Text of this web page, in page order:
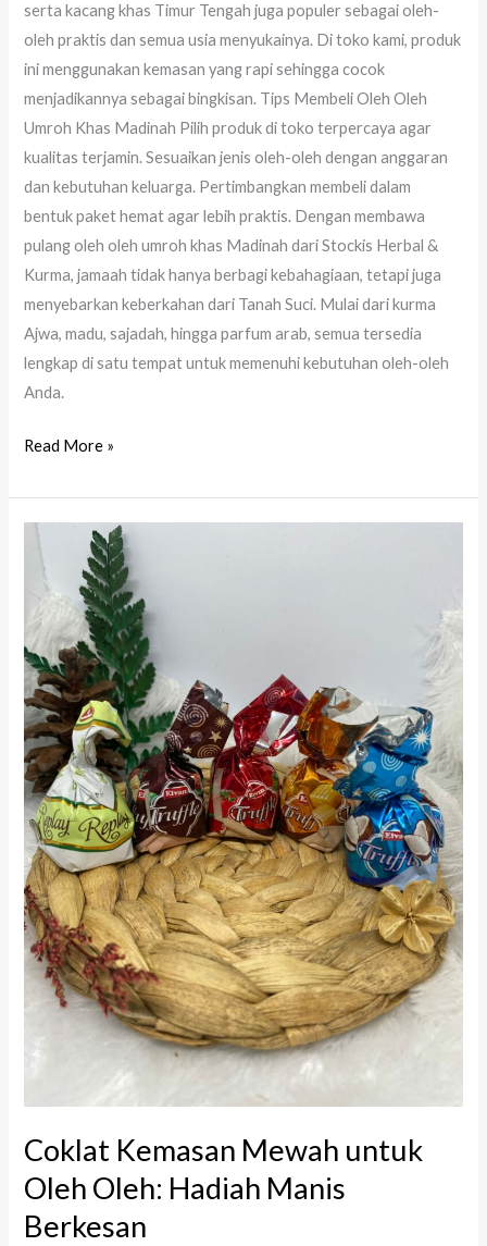
serta kacang khas Timur Tengah juga populer sebagai oleh-
oleh praktis dan semua usia menyukainya. Di toko kami, produk
ini menggunakan kemasan yang rapi sehingga cocok
menjadikannya sebagai bingkisan. Tips Membeli Oleh Oleh
Umroh Khas Madinah Pilih produk di toko terpercaya agar
kualitas terjamin. Sesuaikan jenis oleh-oleh dengan anggaran
dan kebutuhan keluarga. Pertimbangkan membeli dalam
bentuk paket hemat agar lebih praktis. Dengan membawa
pulang oleh oleh umroh khas Madinah dari Stockis Herbal &
Kurma, jamaah tidak hanya berbagi kebahagiaan, tetapi juga
menyebarkan keberkahan dari Tanah Suci. Mulai dari kurma
Ajwa, madu, sajadah, hingga parfum arab, semua tersedia
lengkap di satu tempat untuk memenuhi kebutuhan oleh-oleh
Anda.
Read More »
Coklat Kemasan Mewah untuk
Oleh Oleh: Hadiah Manis
Berkesan
Kemasan
Mewah
untuk
Oleh
Oleh:
Hadiah
Manis
Berkesan